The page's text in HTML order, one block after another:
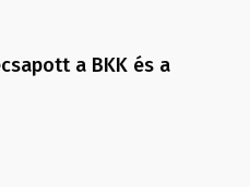
a BKK és a